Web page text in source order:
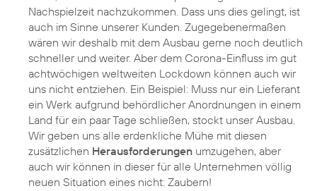
Nachspielzeit nachzukommen. Dass uns dies gelingt, ist
auch im Sinne unserer Kunden. Zugegebenermaßen
wären wir deshalb mit dem Ausbau gerne noch deutlich
schneller und weiter. Aber dem Corona-Einfluss im gut
achtwöchigen weltweiten Lockdown können auch wir
uns nicht entziehen. Ein Beispiel: Muss nur ein Lieferant
ein Werk aufgrund behördlicher Anordnungen in einem
Land für ein paar Tage schließen, stockt unser Ausbau.
Wir geben uns alle erdenkliche Mühe mit diesen
zusätzlichen Herausforderungen umzugehen, aber
auch wir können in dieser für alle Unternehmen völlig
neuen Situation eines nicht: Zaubern!